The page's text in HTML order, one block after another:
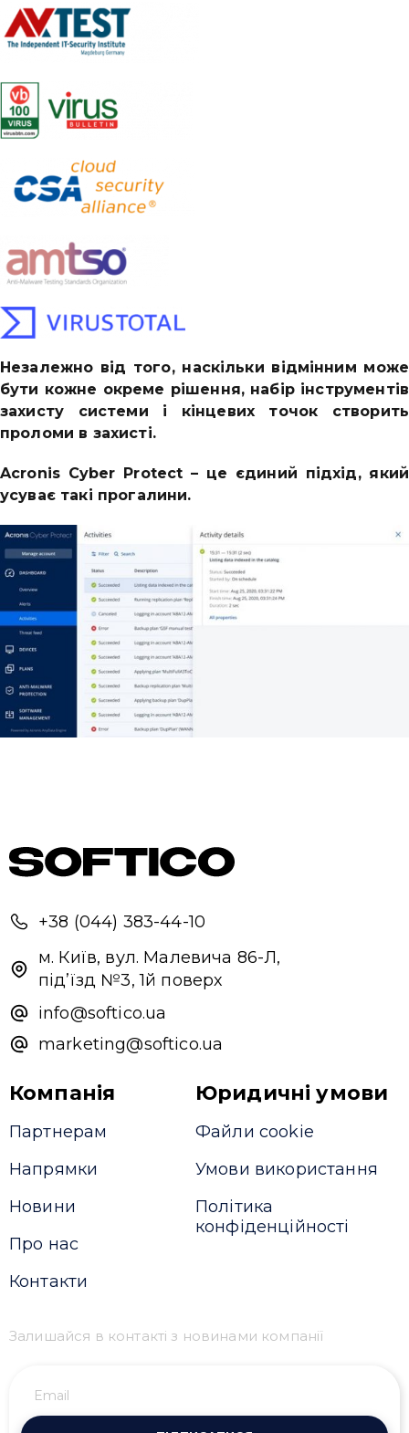
Незалежно від того, наскільки відмінним може
бути кожне окреме рішення, набір інструментів
захисту системи і кінцевих точок створить
проломи в захисті.
Acronis Cyber Protect – це єдиний підхід, який
усуває такі прогалини.
+38 (044) 383-44-10
м. Київ, вул. Малевича 86-Л,
під’їзд №3, 1й поверх
info@softico.ua
marketing@softico.ua
Компанія
Партнерам
Напрямки
Новини
Про нас
Контакти
Юридичні умови
Файли cookie
Умови використання
Політика
конфіденційності
Залишайся в контакті з новинами компанії